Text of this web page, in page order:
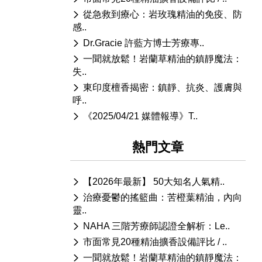
從急救到療心：岩玫瑰精油的免疫、防
感..
Dr.Gracie 許藍方博士芳療專..
一聞就放鬆！岩蘭草精油的鎮靜魔法：
失..
東印度檀香揭密：鎮靜、抗炎、護膚與
呼..
《2025/04/21 媒體報導》T..
熱門文章
【2026年最新】 50大知名人氣精..
治療憂鬱的搖籃曲：苦橙葉精油，內向
靈..
NAHA 三階芳療師認證全解析：Le..
市面常見20種精油擴香設備評比 / ..
一聞就放鬆！岩蘭草精油的鎮靜魔法：